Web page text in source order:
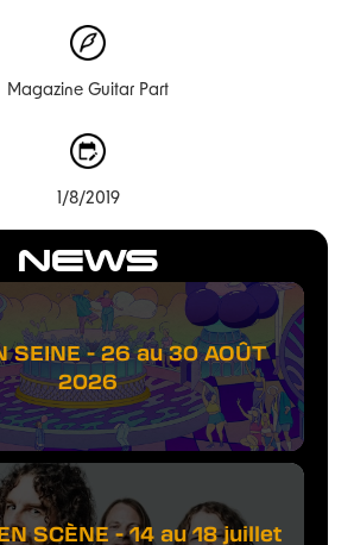
NEWS
SEINE - 26 au 30 AOÛT
2026
SCÈNE - 14 au 18 juillet
Magazine Guitar Part
1/8/2019